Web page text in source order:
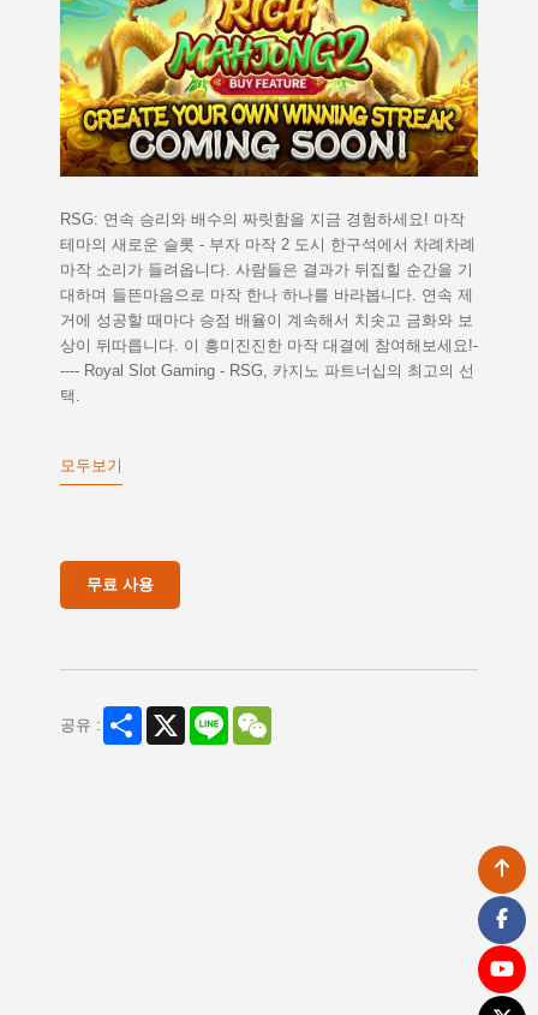
RSG: 연속 승리와 배수의 짜릿함을 지금 경험하세요! 마작
테마의 새로운 슬롯 - 부자 마작 2 도시 한구석에서 차례차례
마작 소리가 들려옵니다. 사람들은 결과가 뒤집힐 순간을 기
대하며 들뜬마음으로 마작 한나 하나를 바라봅니다. 연속 제
거에 성공할 때마다 승점 배율이 계속해서 치솟고 금화와 보
상이 뒤따릅니다. 이 흥미진진한 마작 대결에 참여해보세요!-
---- Royal Slot Gaming - RSG, 카지노 파트너십의 최고의 선
택.
모두보기
무료 사용
공유 :
Share X Line